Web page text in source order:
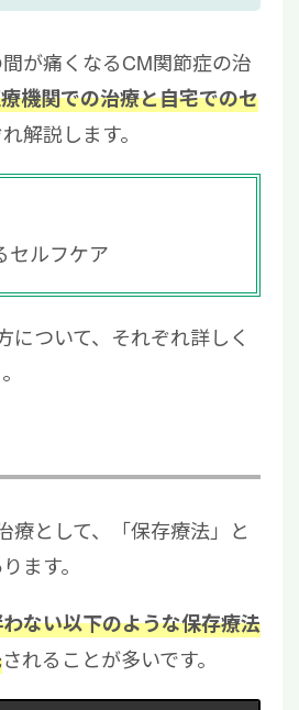
が痛くなるCM関節症の治
機関での治療と自宅でのセ
解説します。
セルフケア
について、それぞれ詳しく
療として、「保存療法」と
ます。
ない以下のような保存療法
されることが多いです。